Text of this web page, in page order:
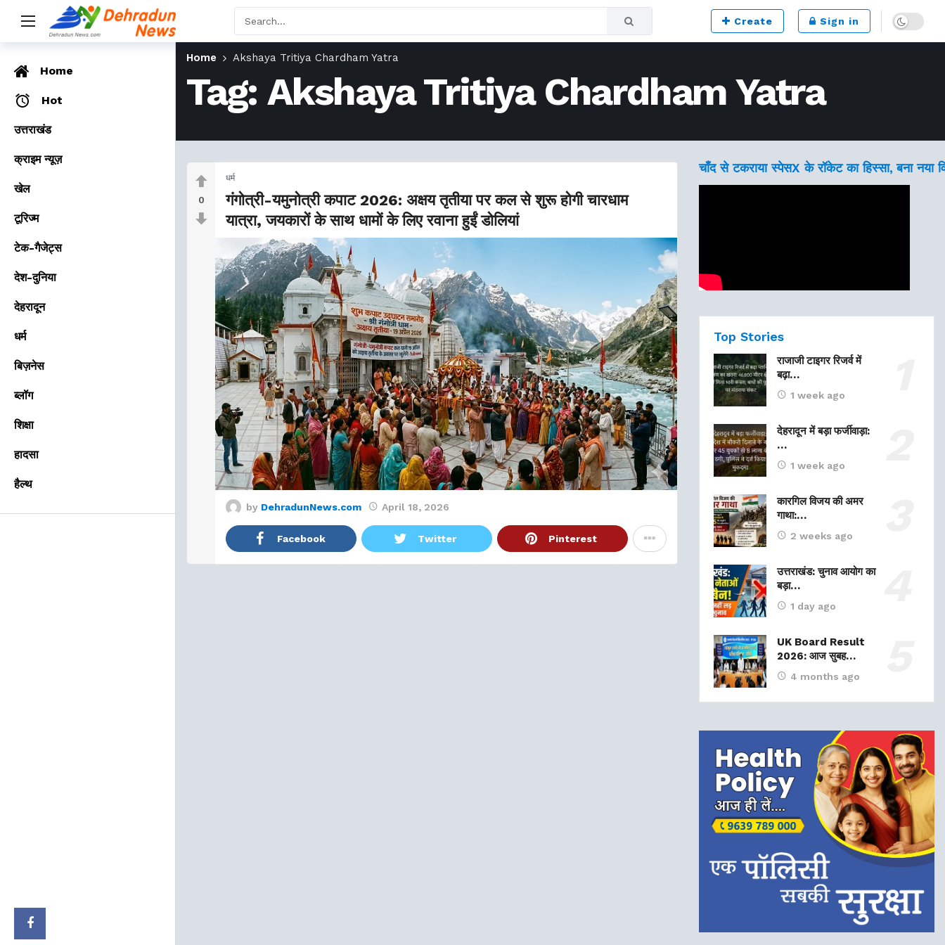
Create Sign in Dark mode
Home Akshaya Tritiya Chardham Yatra
Tag: Akshaya Tritiya Chardham Yatra
0
धर्म
गंगोत्री-यमुनोत्री कपाट 2026: अक्षय तृतीया पर कल से शुरू होगी चारधाम
यात्रा, जयकारों के साथ धामों के लिए रवाना हुईं डोलियां
by DehradunNews.com April 18, 2026
Facebook Twitter Pinterest
चाँद से टकराया स्पेसX के रॉकेट का हिस्सा, बना नया
Top Stories
राजाजी टाइगर रिजर्व में
बढ़ा…
1 week ago
देहरादून में बड़ा फर्जीवाड़ा:
…
1 week ago
कारगिल विजय की अमर
गाथा:…
2 weeks ago
उत्तराखंड: चुनाव आयोग का
बड़ा…
1 day ago
UK Board Result
2026: आज सुबह…
4 months ago
Home
Hot
उत्तराखंड
क्राइम न्यूज़
खेल
टूरिज्म
टेक-गैजेट्स
देश-दुनिया
देहरादून
धर्म
बिज़नेस
ब्लॉग
शिक्षा
हादसा
हैल्थ